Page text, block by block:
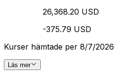
26,368.20 USD
-375.79 USD
Kurser hämtade per 8/7/2026
Läs mer